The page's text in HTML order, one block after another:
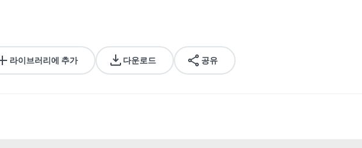
라이브러리에 추가 다운로드 공유